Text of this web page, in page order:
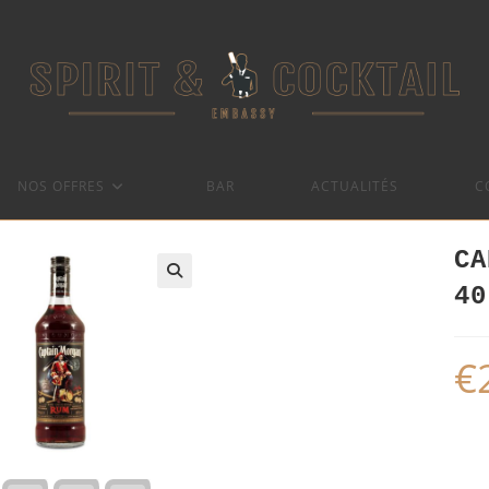
NOS OFFRES BAR ACTUALITÉS
€